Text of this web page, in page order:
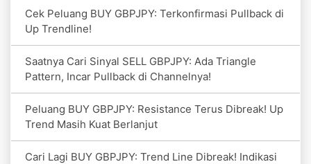
Cek Peluang BUY GBPJPY: Terkonfirmasi Pullback di
Up Trendline!
Saatnya Cari Sinyal SELL GBPJPY: Ada Triangle
Pattern, Incar Pullback di Channelnya!
Peluang BUY GBPJPY: Resistance Terus Dibreak! Up
Trend Masih Kuat Berlanjut
Cari Lagi BUY GBPJPY: Trend Line Dibreak! Indikasi